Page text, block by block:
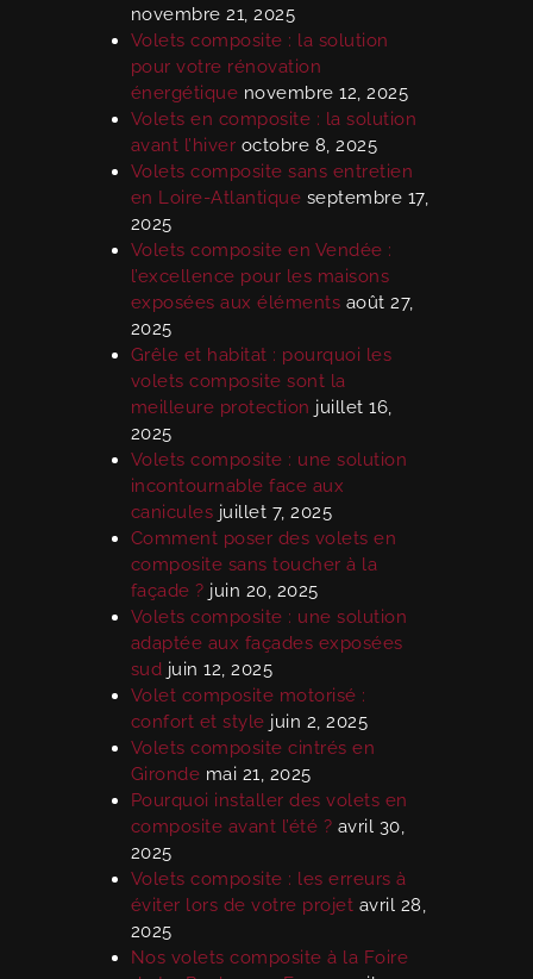
novembre 21, 2025
Volets composite : la solution
pour votre rénovation
énergétique novembre 12, 2025
Volets en composite : la solution
avant l’hiver octobre 8, 2025
Volets composite sans entretien
en Loire-Atlantique septembre 17,
2025
Volets composite en Vendée :
l’excellence pour les maisons
exposées aux éléments août 27,
2025
Grêle et habitat : pourquoi les
volets composite sont la
meilleure protection juillet 16,
2025
Volets composite : une solution
incontournable face aux
canicules juillet 7, 2025
Comment poser des volets en
composite sans toucher à la
façade ? juin 20, 2025
Volets composite : une solution
adaptée aux façades exposées
sud juin 12, 2025
Volet composite motorisé :
confort et style juin 2, 2025
Volets composite cintrés en
Gironde mai 21, 2025
Pourquoi installer des volets en
composite avant l’été ? avril 30,
2025
Volets composite : les erreurs à
éviter lors de votre projet avril 28,
2025
Nos volets composite à la Foire